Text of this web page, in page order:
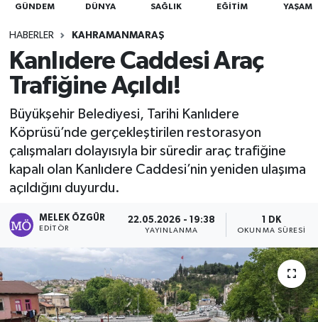
GÜNDEM DÜNYA SAĞLIK EĞITIM YAŞAM
HABERLER KAHRAMANMARAŞ
Kanlıdere Caddesi Araç
Trafiğine Açıldı!
Büyükşehir Belediyesi, Tarihi Kanlıdere
Köprüsü’nde gerçekleştirilen restorasyon
çalışmaları dolayısıyla bir süredir araç trafiğine
kapalı olan Kanlıdere Caddesi’nin yeniden ulaşıma
açıldığını duyurdu.
MELEK ÖZGÜR
EDITÖR
22.05.2026 - 19:38
YAYINLANMA
1 DK
OKUNMA SÜRESI
Güncel
Gündem
Politika
Sağlık
Spor
Tarih - Kültür - Sanat - Turizm
Yaşam
Süper Lig Puan Durumu ve Fikstür
Tüm Manşetler
Haber Arşivi